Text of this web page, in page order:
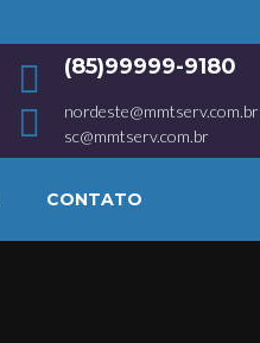
(85)99999-9180
nordeste@mmtserv.com.br
sc@mmtserv.com.br
CONTATO